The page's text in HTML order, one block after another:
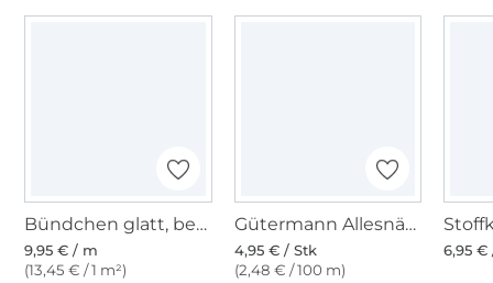
Bündchen glatt, beere
9,95 € / m
(13,45 € / 1 m²)
Gütermann Allesnäher (912) violett
4,95 € / Stk
(2,48 € / 100 m)
6,95 €